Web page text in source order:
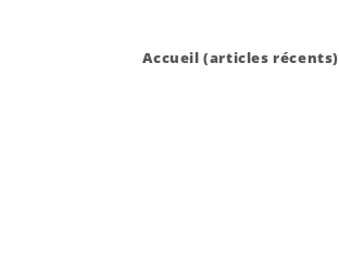
Accueil (articles récents)